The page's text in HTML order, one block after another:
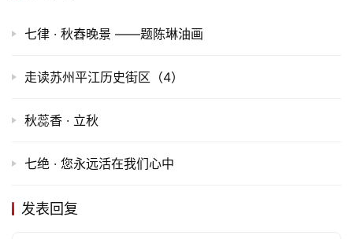
七律 · 秋舂晚景 ——题陈琳油画
走读苏州平江历史街区（4）
秋蕊香 · 立秋
七绝 · 您永远活在我们心中
发表回复